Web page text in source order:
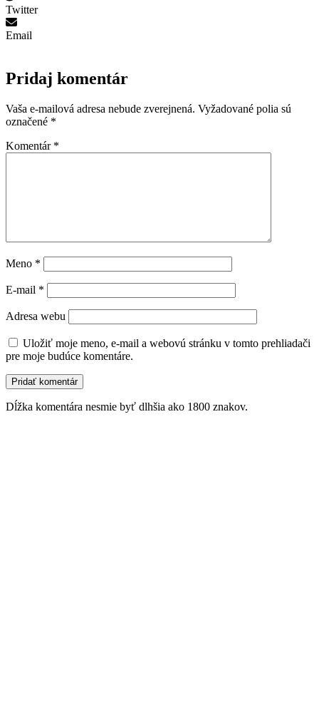
Twitter
Email
Pridaj komentár
Vaša e-mailová adresa nebude zverejnená. Vyžadované polia sú
označené *
Komentár *
Meno *
E-mail *
Adresa webu
Uložiť moje meno, e-mail a webovú stránku v tomto prehliadači
pre moje budúce komentáre.
Dĺžka komentára nesmie byť dlhšia ako 1800 znakov.